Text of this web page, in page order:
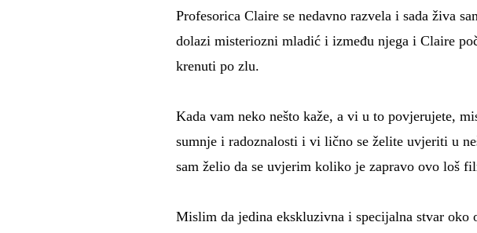
Profesorica Claire se nedavno razvela i sada živa
dolazi misteriozni mladić i između njega i Claire
krenuti po zlu.
Kada vam neko nešto kaže, a vi u to povjerujete,
sumnje i radoznalosti i vi lično se želite uvjeriti u
sam želio da se uvjerim koliko je zapravo ovo loš
Mislim da jedina ekskluzivna i specijalna stvar